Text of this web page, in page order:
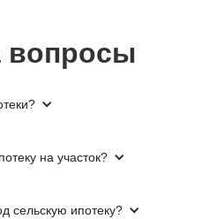
вопросы
на участок?
сельскую ипотеку?